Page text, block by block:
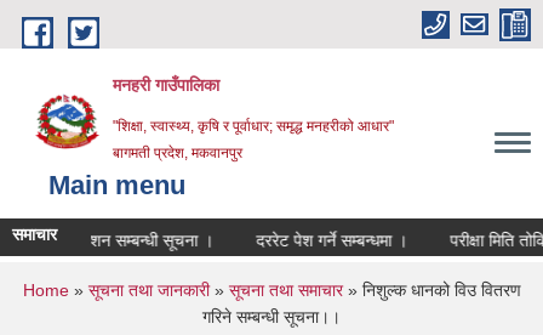
Skip to main content
मनहरी गाउँपालिका
"शिक्षा, स्वास्थ्य, कृषि र पूर्वाधार; समृद्ध मनहरीको आधार"
बागमती प्रदेश, मकवानपुर
Main menu
समाचार
प्रकाशन सम्बन्धी सूचना । दररेट पेश गर्ने सम्बन्धमा । परीक्षा मिति
You are here
Home» सूचना तथा जानकारी» सूचना तथा समाचार» निशुल्क धानको विउ वितरण
गरिने सम्बन्धी सूचना।।